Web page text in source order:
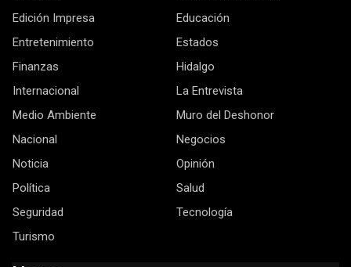
Edición Impresa
Educación
Entretenimiento
Estados
Finanzas
Hidalgo
Internacional
La Entrevista
Medio Ambiente
Muro del Deshonor
Nacional
Negocios
Noticia
Opinión
Política
Salud
Seguridad
Tecnología
Turismo